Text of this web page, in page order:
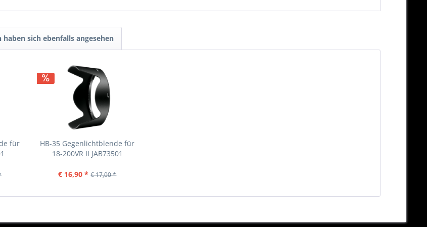
haben sich ebenfalls angesehen
für
HB-35 Gegenlichtblende für
18-200VR II JAB73501
€ 16,90 * € 17,00 *